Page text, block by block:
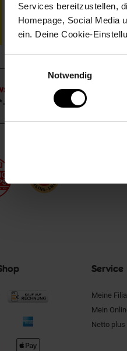
Services bereitzustellen,
Homepage, Social Media
ein. Deine Cookie-
Notwendig
Jetzt
Service
Meine
Mein
Netto plus